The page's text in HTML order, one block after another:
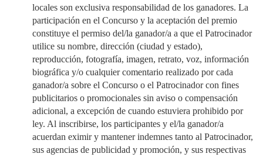
locales son exclusiva responsabilidad de los ganadores. La
participación en el Concurso y la aceptación del premio
constituye el permiso del/la ganador/a a que el Patrocinador
utilice su nombre, dirección (ciudad y estado),
reproducción, fotografía, imagen, retrato, voz, información
biográfica y/o cualquier comentario realizado por cada
ganador/a sobre el Concurso o el Patrocinador con fines
publicitarios o promocionales sin aviso o compensación
adicional, a excepción de cuando estuviera prohibido por
ley. Al inscribirse, los participantes y el/la ganador/a
acuerdan eximir y mantener indemnes tanto al Patrocinador,
sus agencias de publicidad y promoción, y sus respectivas